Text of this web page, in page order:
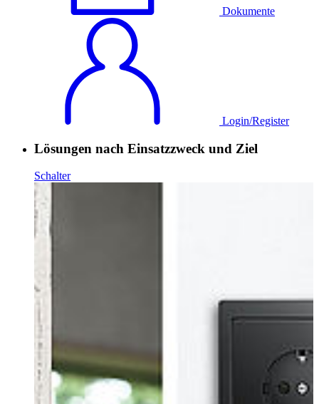
Dokumente
Login/Register
Lösungen nach Einsatzzweck und Ziel
Schalter